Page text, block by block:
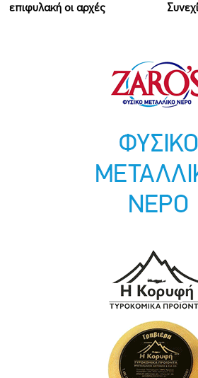
επιφυλακή οι αρχές